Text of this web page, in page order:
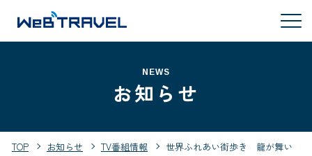
NEWS
お知らせ
TOP お知らせ TV番組情報
世界ふれあい街歩き 龍が舞い